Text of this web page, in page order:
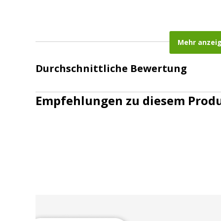
Mehr
Durchschnittliche Bewertung
Empfehlungen zu diesem